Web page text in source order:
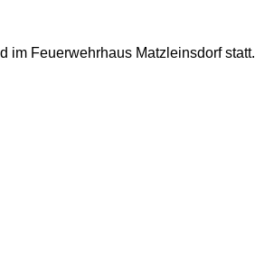
im Feuerwehrhaus Matzleinsdorf statt.